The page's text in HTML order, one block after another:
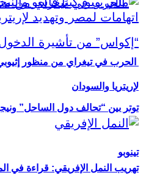
توتر بين “تحالف دول الساحل”
تينوبو
الحرب في تيغراي من منظور
لإريتريا والسودان
تهريب النمل الإفريقي: قراءة في